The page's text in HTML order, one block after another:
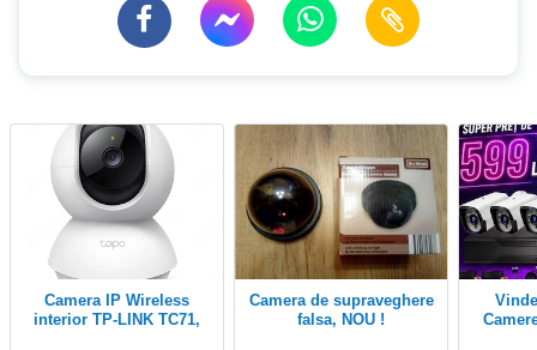
Camera IP Wireless
interior TP-LINK TC71,
Camera de supraveghere
falsa, NOU !
Vindem si Montam